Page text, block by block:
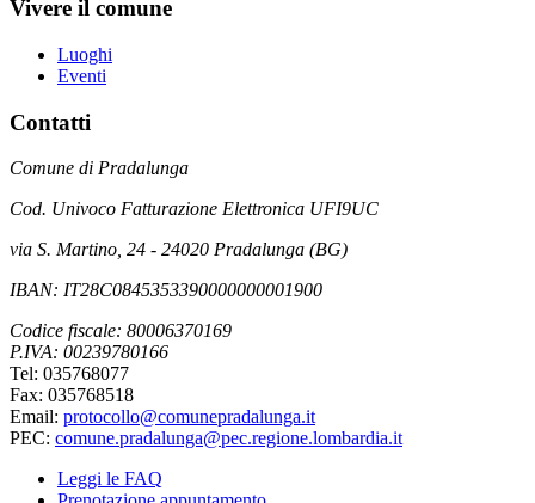
Vivere il comune
Luoghi
Eventi
Contatti
Comune di Pradalunga
Cod. Univoco Fatturazione Elettronica UFI9UC
via S. Martino, 24 - 24020 Pradalunga (BG)
IBAN: IT28C0845353390000000001900
Codice fiscale: 80006370169
P.IVA: 00239780166
Tel: 035768077
Fax: 035768518
Email: protocollo@comunepradalunga.it
PEC: comune.pradalunga@pec.regione.lombardia.it
Leggi le FAQ